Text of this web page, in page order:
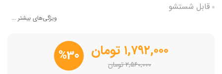
قابل شستشو
ویژگی‌های بیشتر ...
۱,۷۹۲,۰۰۰ تومان
۲,۵۶۰,۰۰۰تومان %30